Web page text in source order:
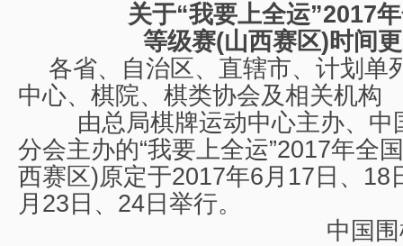
关于“我要上全运”2017
等级赛(山西赛区)时间
各省、自治区、直辖市、计划单
中心、棋院、棋类协会及相关机构
由总局棋牌运动中心主办、中
分会主办的“我要上全运”2017年全
西赛区)原定于2017年6月17日、18
月23日、24日举行。
中国